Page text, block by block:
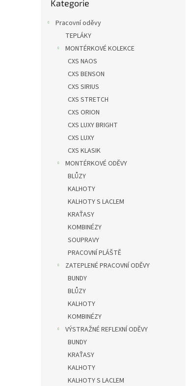
kategorie
Kategorie
Pracovní oděvy
TEPLÁKY
MONTÉRKOVÉ KOLEKCE
CXS NAOS
CXS BENSON
CXS SIRIUS
CXS STRETCH
CXS ORION
CXS LUXY BRIGHT
CXS LUXY
CXS KLASIK
MONTÉRKOVÉ ODĚVY
BLŮZY
KALHOTY
KALHOTY S LACLEM
KRAŤASY
KOMBINÉZY
SOUPRAVY
PRACOVNÍ PLÁŠTĚ
ZATEPLENÉ PRACOVNÍ ODĚVY
BUNDY
BLŮZY
KALHOTY
KOMBINÉZY
VÝSTRAŽNÉ REFLEXNÍ ODĚVY
BUNDY
KRAŤASY
KALHOTY
KALHOTY S LACLEM